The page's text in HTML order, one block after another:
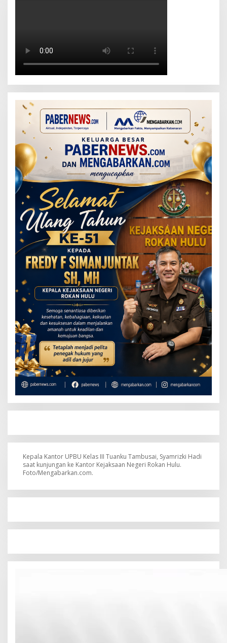
Kepala Kantor UPBU Kelas III Tuanku Tambusai, Syamrizki Hadi
saat kunjungan ke Kantor Kejaksaan Negeri Rokan Hulu.
Foto/Mengabarkan.com.